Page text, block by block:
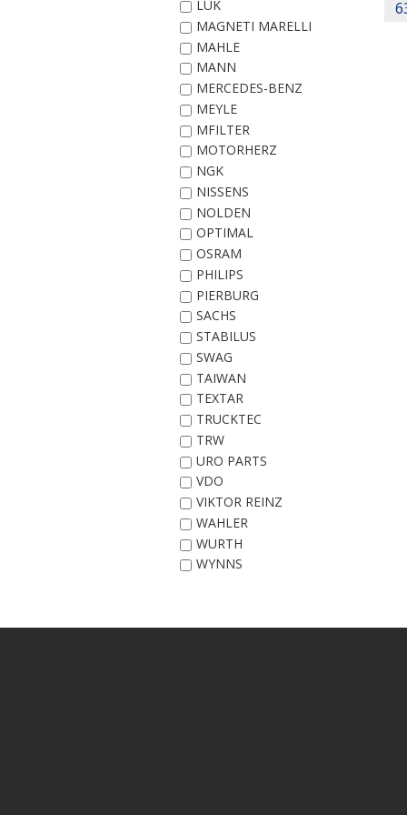
LUK
MAGNETI MARELLI
MAHLE
MANN
MERCEDES-BENZ
MEYLE
MFILTER
MOTORHERZ
NGK
NISSENS
NOLDEN
OPTIMAL
OSRAM
PHILIPS
PIERBURG
SACHS
STABILUS
SWAG
TAIWAN
TEXTAR
TRUCKTEC
TRW
URO PARTS
VDO
VIKTOR REINZ
WAHLER
WURTH
WYNNS